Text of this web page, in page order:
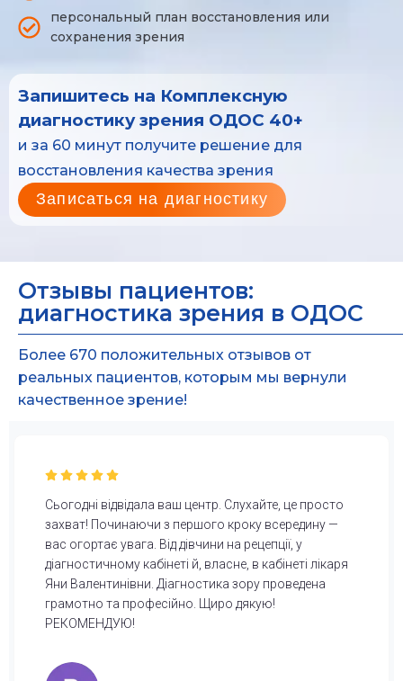
персональный план восстановления или
сохранения зрения
Запишитесь на Комплексную
диагностику зрения ОДОС 40+
и за 60 минут получите решение для
восстановления качества зрения
Записаться на диагностику
Отзывы пациентов:
диагностика зрения в ОДОС
Более 670 положительных отзывов от
реальных пациентов, которым мы вернули
качественное зрение!
Сьогодні відвідала ваш центр. Слухайте, це просто
захват! Починаючи з першого кроку всередину —
вас огортає увага. Від дівчини на рецепції, у
діагностичному кабінеті й, власне, в кабінеті лікаря
Яни Валентинівни. Діагностика зору проведена
грамотно та професійно. Щиро дякую!
РЕКОМЕНДУЮ!